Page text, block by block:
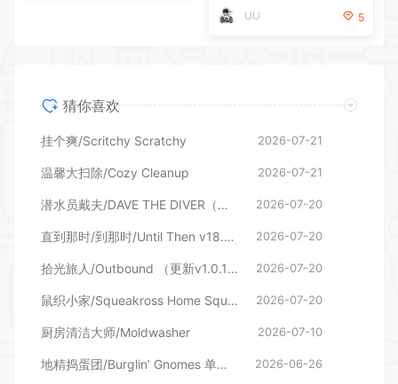
UU
5
猜你喜欢
挂个爽/Scritchy Scratchy 2026-07-21
温馨大扫除/Cozy Cleanup 2026-07-21
潜水员戴夫/DAVE THE DIVER（更新v1.0.6.2039—更新DLC） 2026-07-20
直到那时/到那时/Until Then v18.06.2026—更新旧影DLC 2026-07-20
拾光旅人/Outbound （更新v1.0.16 单机/网络联机） 2026-07-20
鼠织小家/Squeakross Home Squeak Home （更新v1.8b） 2026-07-20
厨房清洁大师/Moldwasher 2026-07-10
地精捣蛋团/Burglin’ Gnomes 单机/网络联机 2026-06-26